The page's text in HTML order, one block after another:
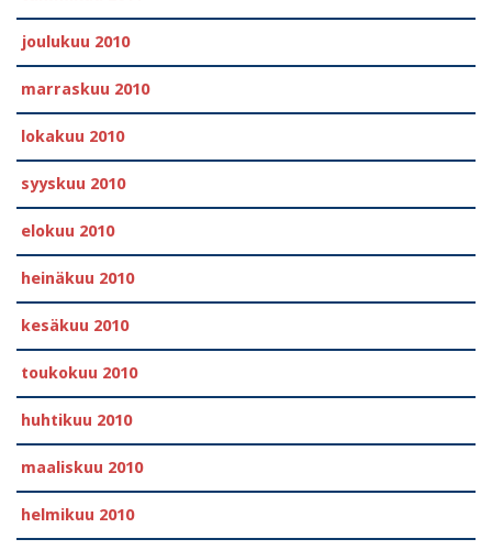
joulukuu 2010
marraskuu 2010
lokakuu 2010
syyskuu 2010
elokuu 2010
heinäkuu 2010
kesäkuu 2010
toukokuu 2010
huhtikuu 2010
maaliskuu 2010
helmikuu 2010